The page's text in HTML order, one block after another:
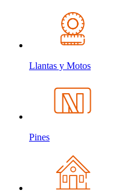
Llantas y Motos
Pines